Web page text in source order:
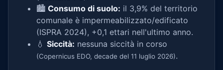
🏙️ Consumo di suolo: il 3,9% del territorio
comunale è impermeabilizzato/edificato
(ISPRA 2024), +0,1 ettari nell'ultimo anno.
💧 Siccità: nessuna siccità in corso
(Copernicus EDO, decade del 11 luglio 2026).